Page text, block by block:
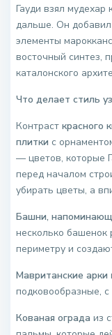
Гауди взял
дальше. Он добавил
элементы
восточный синтез,
каталонского
Что делает стиль
Контрасткрасного
плитки с
— цветов, которые
перед началом
убирать цветы, а
Башни,
несколько башенок
периметру и
Мавританские арки
подковообразные,
Кованая ограда из